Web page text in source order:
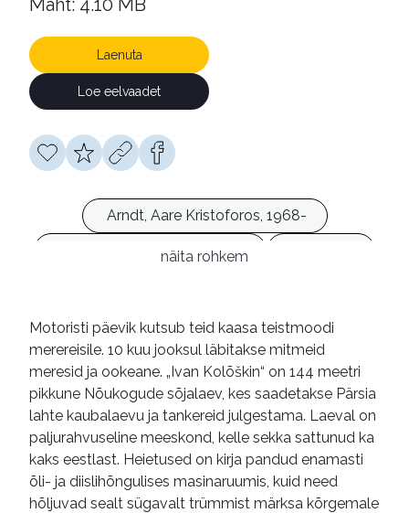
Maht: 4.10 MB
Laenuta
Loe eelvaadet
Arndt, Aare Kristoforos, 1968-
NSV Liit. Nõukogude Armee
eestlased
nõukogude aeg
NSV Liit
Pärsia laht
1980-ndad
päevikud
mälestused
e-raamatud
näita rohkem
Motoristi päevik kutsub teid kaasa teistmoodi
merereisile. 10 kuu jooksul läbitakse mitmeid
meresid ja ookeane. „Ivan Kolõškin“ on 144 meetri
pikkune Nõukogude sõjalaev, kes saadetakse Pärsia
lahte kaubalaevu ja tankereid julgestama. Laeval on
paljurahvuseline meeskond, kelle sekka sattunud ka
kaks eestlast. Heietused on kirja pandud enamasti
õli- ja diislihõngulises masinaruumis, kuid need
hõljuvad sealt sügavalt trümmist märksa kõrgemale